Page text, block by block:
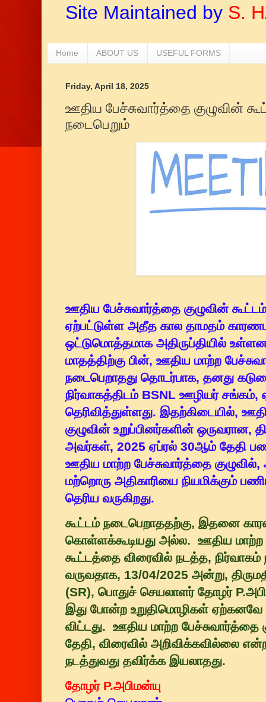
Site Maintained by S.
Home ABOUT US USEFUL FORMS
Friday, April 18, 2025
ஊதிய பேச்சுவார்த்தை குழுவின்
நடைபெறும்
ஊதிய பேச்சுவார்த்தை குழுவின்
ஏற்பட்டுள்ள அதீத கால தாமதம்
ஒட்டுமொத்தமாக அதிருப்தியில்
மாதத்திற்கு பின், ஊதிய மாற்ற
நடைபெறாதது தொடர்பாக, தனது
நிர்வாகத்திடம் BSNL ஊழியர்
தெரிவித்துள்ளது. இதற்கிடையில்,
குழுவின் உறுப்பினர்களின் ஒருவரான,
அவர்கள், 2025 ஏப்ரல் 30ஆம் தேதி
ஊதிய மாற்ற பேச்சுவார்த்தை குழுவில்,
மற்றொரு அதிகாரியை நியமிக்கும்
தெரிய வருகிறது.
கூட்டம் நடைபெறாததற்கு, இதனை
கொள்ளக்கூடியது அல்ல. ஊதிய மாற்ற
கூட்டத்தை விரைவில் நடத்த, நிர்வாகம்
வருவதாக, 13/04/2025 அன்று,
(SR), பொதுச் செயலாளர் தோழர்
இது போன்ற உறுதிமொழிகள் ஏற்கனவே
விட்டது. ஊதிய மாற்ற பேச்சுவார்த்தை
தேதி, விரைவில் அறிவிக்கவில்லை
நடத்துவது தவிர்க்க இயலாதது.
தோழர் P.அபிமன்யு